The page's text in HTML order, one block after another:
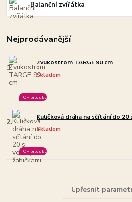
Balanční zvířátka
Nejprodávanější
1. Zvukostrom TARGE 90 cm
Skladem
TOP produkt
2. Kuličková dráha na sčítání do 20
Skladem
TOP produkt
Upřesnit